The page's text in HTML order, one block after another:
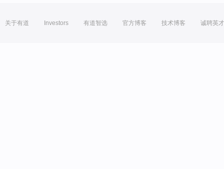
关于有道 Investors 有道智选 官方博客 技术博客 诚聘英才